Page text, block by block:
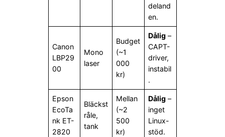
deland
en.
Canon
LBP29
00
Mono
laser
Budget
(~1
000
kr)
Dålig –
CAPT-
driver,
instabil
.
Epson
EcoTa
nk ET-
2820
Bläckst
råle,
tank
Mellan
(~2
500
kr)
Dålig –
inget
Linux-
stöd.